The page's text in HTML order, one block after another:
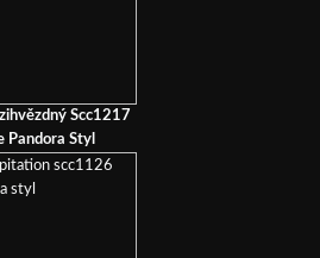
Scc1217
Pandora Styl